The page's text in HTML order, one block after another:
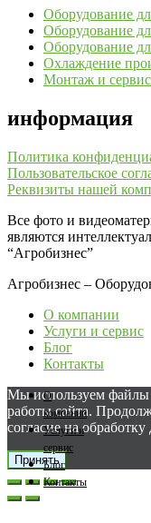
Оборудование
Оборудование
Оборудование
Охлаждение
Монтаж и
информация
Политика
Пользовательское
Реквизиты нашей
Все фото и
являются
“Агробизнес”
Агробизнес –
О компании
Услуги и сервис
Блог
Контакты
О
компании
Услуги и
сервис
Блог
Контакты
Мы используем файлы
работы сайта.
согласие на
Принять